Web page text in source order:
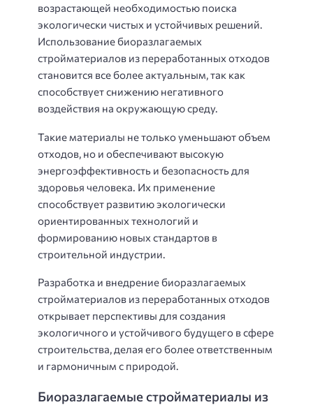
возрастающей необходимостью поиска
экологически чистых и устойчивых решений.
Использование биоразлагаемых
стройматериалов из переработанных отходов
становится все более актуальным, так как
способствует снижению негативного
воздействия на окружающую среду.
Такие материалы не только уменьшают объем
отходов, но и обеспечивают высокую
энергоэффективность и безопасность для
здоровья человека. Их применение
способствует развитию экологически
ориентированных технологий и
формированию новых стандартов в
строительной индустрии.
Разработка и внедрение биоразлагаемых
стройматериалов из переработанных отходов
открывает перспективы для создания
экологичного и устойчивого будущего в сфере
строительства, делая его более ответственным
и гармоничным с природой.
Биоразлагаемые стройматериалы из